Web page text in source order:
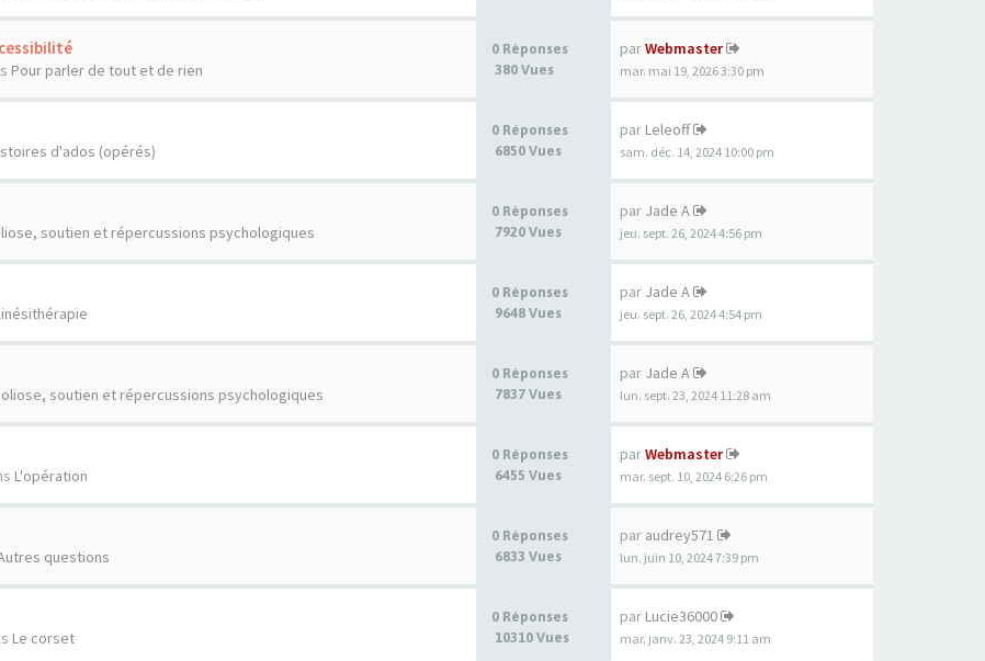
Pour parler de tout et de rien
0 Réponses
380 Vues
parWebmaster
mar. mai 19, 2026 3:30 pm
d'ados (opérés)
0 Réponses
6850 Vues
par Leleoff
sam. déc. 14, 2024 10:00 pm
soutien et répercussions psychologiques
0 Réponses
7920 Vues
par Jade A
jeu. sept. 26, 2024 4:56 pm
0 Réponses
9648 Vues
par Jade A
jeu. sept. 26, 2024 4:54 pm
soutien et répercussions psychologiques
0 Réponses
7837 Vues
par Jade A
lun. sept. 23, 2024 11:28 am
L'opération
0 Réponses
6455 Vues
parWebmaster
mar. sept. 10, 2024 6:26 pm
questions
0 Réponses
6833 Vues
par audrey571
lun. juin 10, 2024 7:39 pm
Le corset
0 Réponses
10310 Vues
par Lucie36000
mar. janv. 23, 2024 9:11 am